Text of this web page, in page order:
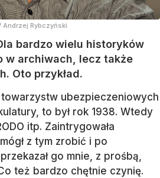
Andrzej Rybczyński
bardzo wielu historyków
w archiwach, lecz także
Oto przykład.
ubezpieczeniowych
to był rok 1938. Wtedy
itp. Zaintrygowała
z tym zrobić i po
go mnie, z prośbą,
też bardzo chętnie czynię.